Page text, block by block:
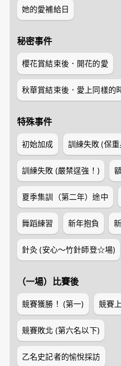
她的愛補給日
秘密事件
櫻花賞結束後．開花的愛
秋華賞結束後．愛上同樣的
特殊事件
初始加成 訓練失敗 (保
訓練失敗 (嚴禁逞強！)
夏季集訓（第二年）途中
舞蹈練習 新年抱負
針灸 (安心～竹針師登☆場)
（一場）比賽後
競賽獲勝！ (第一) 競賽
競賽敗北 (第六名以下)
乙名史記者的愉悅採訪